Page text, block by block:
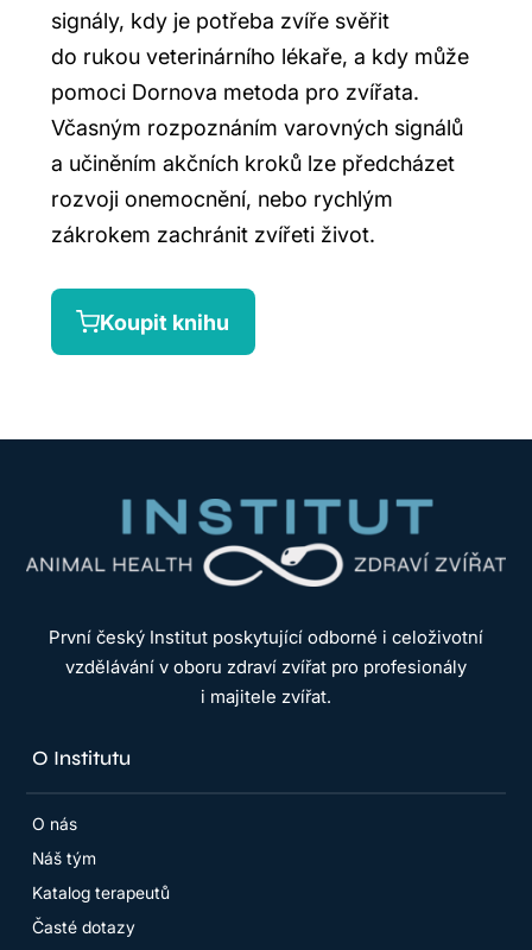
signály, kdy je potřeba zvíře svěřit
do rukou veterinárního lékaře, a kdy může
pomoci Dornova metoda pro zvířata.
Včasným rozpoznáním varovných signálů
a učiněním akčních kroků lze předcházet
rozvoji onemocnění, nebo rychlým
zákrokem zachránit zvířeti život.
Koupit knihu
První český Institut poskytující odborné i celoživotní
vzdělávání v oboru zdraví zvířat pro profesionály
i majitele zvířat.
O Institutu
O nás
Náš tým
Katalog terapeutů
Časté dotazy